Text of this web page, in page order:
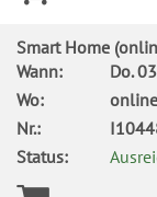
Smart Home
Wann:
Do.
Wo:
online
Nr.:
Status: